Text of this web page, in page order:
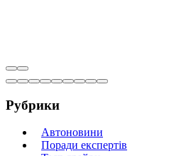
Рубрики
Автоновини
Поради експертів